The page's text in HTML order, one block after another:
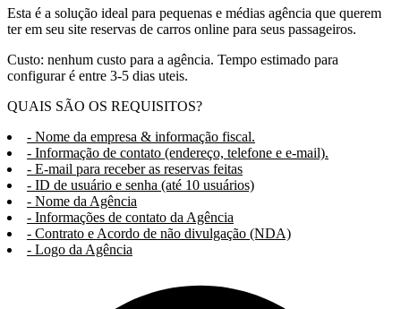
Esta é a solução ideal para pequenas e médias agência que querem
ter em seu site reservas de carros online para seus passageiros.
Custo: nenhum custo para a agência. Tempo estimado para
configurar é entre 3-5 dias uteis.
QUAIS SÃO OS REQUISITOS?
- Nome da empresa & informação fiscal.
- Informação de contato (endereço, telefone e e-mail).
- E-mail para receber as reservas feitas
- ID de usuário e senha (até 10 usuários)
- Nome da Agência
- Informações de contato da Agência
- Contrato e Acordo de não divulgação (NDA)
- Logo da Agência